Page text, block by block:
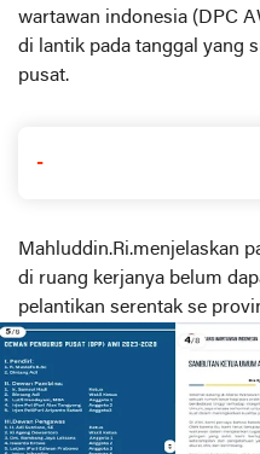
wartawan indonesia (DPC
di lantik pada tanggal yang
pusat.
-
Mahluddin.Ri.menjelaskan
di ruang kerjanya belum
pelantikan serentak se